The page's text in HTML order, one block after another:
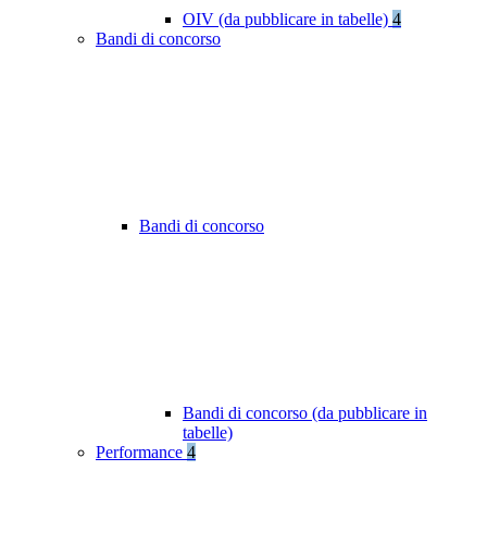
OIV (da pubblicare in tabelle) 4
Bandi di concorso
Bandi di concorso
Bandi di concorso (da pubblicare in
tabelle)
Performance 4